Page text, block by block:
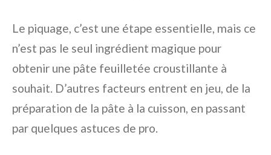
Le piquage, c’est une étape essentielle, mais ce
n’est pas le seul ingrédient magique pour
obtenir une pâte feuilletée croustillante à
souhait. D’autres facteurs entrent en jeu, de la
préparation de la pâte à la cuisson, en passant
par quelques astuces de pro.